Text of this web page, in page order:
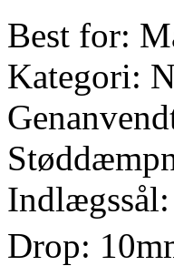
Best for:
Kategori:
Indlægssål:
Drop: